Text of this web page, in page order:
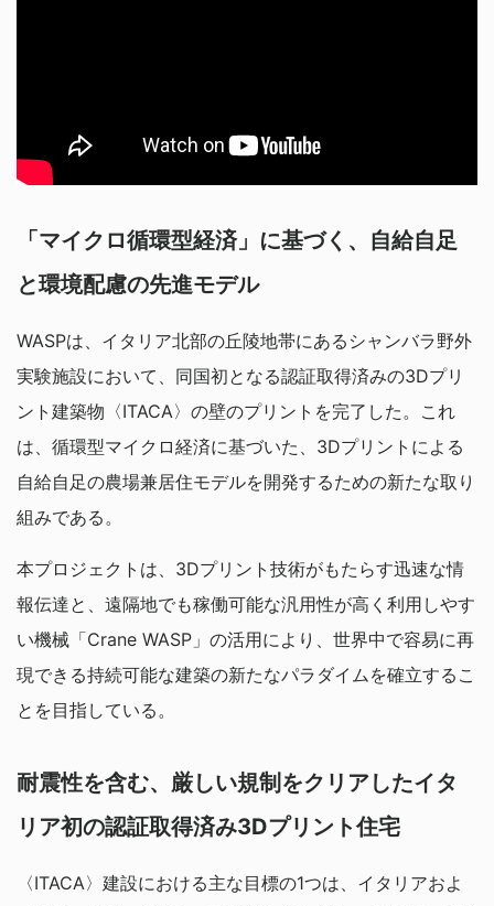
「マイクロ循環型経済」に基づく、自給自足
と環境配慮の先進モデル
WASPは、イタリア北部の丘陵地帯にあるシャンバラ野外
実験施設において、同国初となる認証取得済みの3Dプリ
ント建築物〈ITACA〉の壁のプリントを完了した。これ
は、循環型マイクロ経済に基づいた、3Dプリントによる
自給自足の農場兼居住モデルを開発するための新たな取り
組みである。
本プロジェクトは、3Dプリント技術がもたらす迅速な情
報伝達と、遠隔地でも稼働可能な汎用性が高く利用しやす
い機械「Crane WASP」の活用により、世界中で容易に再
現できる持続可能な建築の新たなパラダイムを確立するこ
とを目指している。
耐震性を含む、厳しい規制をクリアしたイタ
リア初の認証取得済み3Dプリント住宅
〈ITACA〉建設における主な目標の1つは、イタリアおよ